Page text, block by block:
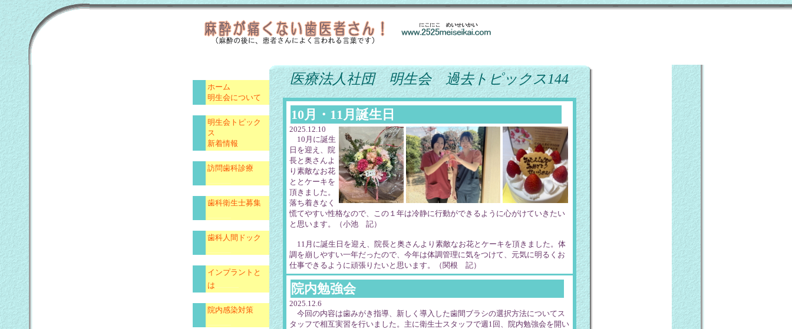
ホーム
明生会について
明生会トピック
ス
新着情報
訪問歯科診療
歯科衛生士募集
歯科人間ドック
インプラントと
は
院内感染対策
医療法人社団 明生会 過去トピックス144
10月・11月誕生日
2025.12.10
10月に誕生
日を迎え、院
長と奥さんよ
り素敵なお花
ととケーキを
頂きました。
落ち着きなく
慌てやすい性格なので、この１年は冷静に行動ができるように心がけていきたい
と思います。（小池 記）
11月に誕生日を迎え、院長と奥さんより素敵なお花とケーキを頂きました。体
調を崩しやすい一年だったので、今年は体調管理に気をつけて、元気に明るくお
仕事できるように頑張りたいと思います。（関根 記）
院内勉強会
2025.12.6
今回の内容は歯みがき指導、新しく導入した歯間ブラシの選択方法についてス
タッフで相互実習を行いました。主に衛生士スタッフで週1回、院内勉強会を開い